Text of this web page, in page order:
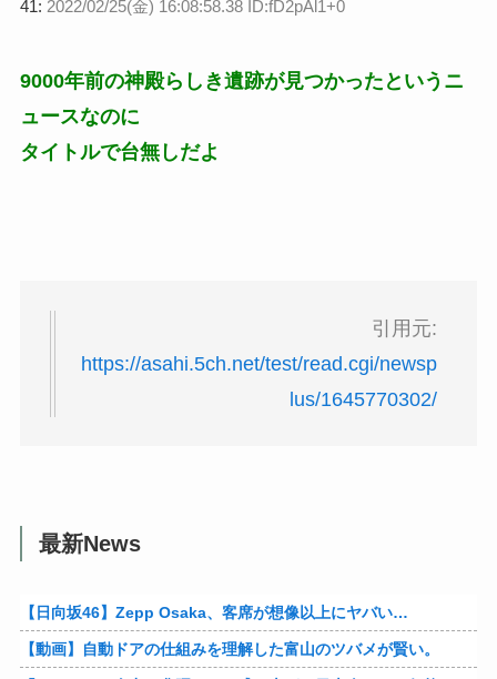
41: 2022/02/25(金) 16:08:58.38 ID:fD2pAl1+0
9000年前の神殿らしき遺跡が見つかったというニ
ュースなのに
タイトルで台無しだよ
引用元:
https://asahi.5ch.net/test/read.cgi/newsp
lus/1645770302/
最新News
【日向坂46】Zepp Osaka、客席が想像以上にヤバい…
【動画】自動ドアの仕組みを理解した富山のツバメが賢い。